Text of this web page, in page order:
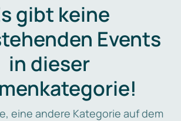
gibt keine
Events
in dieser
eine andere Kategorie auf dem